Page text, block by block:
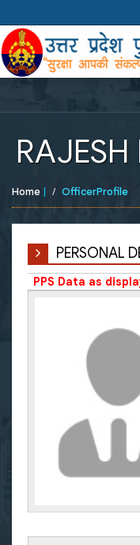
Home | OfficerProfile
PERSONAL
PPS Data as